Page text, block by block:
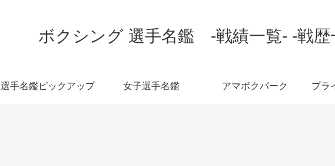
ボクシング 選手名鑑 -戦績一覧- -戦歴
選手名鑑ピックアップ 女子選手名鑑 アマボクパーク プラ